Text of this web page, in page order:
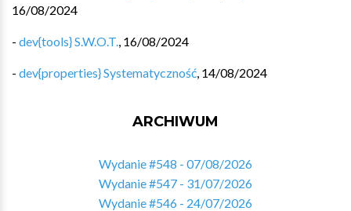
16/08/2024
- dev{tools} S.W.O.T., 16/08/2024
- dev{properties} Systematyczność, 14/08/2024
ARCHIWUM
Wydanie #548 - 07/08/2026
Wydanie #547 - 31/07/2026
Wydanie #546 - 24/07/2026